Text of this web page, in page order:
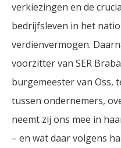
verkiezingen en de
bedrijfsleven in het
verdienvermogen.
voorzitter van SER
burgemeester van Oss,
tussen ondernemers,
neemt zij ons mee in
– en wat daar volgens